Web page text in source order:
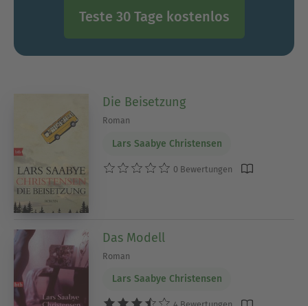
Teste 30 Tage kostenlos
Die Beisetzung
Roman
Lars Saabye Christensen
0 Bewertungen
Das Modell
Roman
Lars Saabye Christensen